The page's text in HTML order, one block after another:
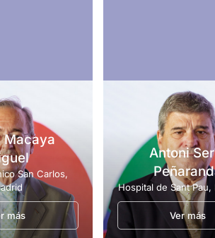
Macaya
San Carlos,
más
Antoni
Hospital de Sant Pau,
Ver más